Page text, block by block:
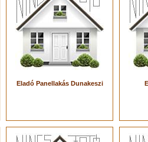
Eladó Panellakás Dunakeszi